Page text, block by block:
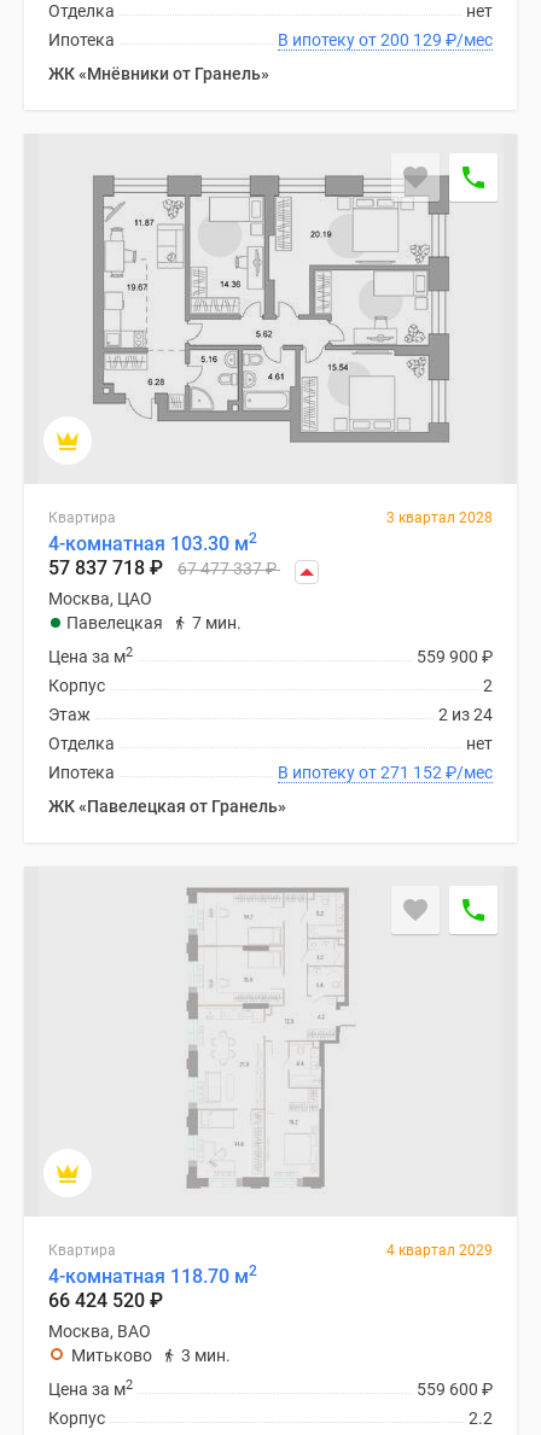
нет
Отделка
В ипотеку от 200 129 ₽/мес
Ипотека
ЖК «Мнёвники от Гранель»
Квартира 3 квартал 2028
4-комнатная 103.30 м2
57 837 718 ₽ 67 477 337₽
Москва, ЦАО
Павелецкая
7 мин.
559 900 ₽
Цена за м2
2
Корпус
2 из 24
Этаж
нет
Отделка
В ипотеку от 271 152 ₽/мес
Ипотека
ЖК «Павелецкая от Гранель»
Квартира 4 квартал 2029
4-комнатная 118.70 м2
66 424 520 ₽
Москва, ВАО
Митьково
3 мин.
559 600 ₽
Цена за м2
2.2
Корпус